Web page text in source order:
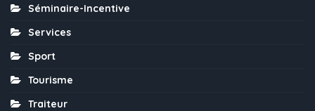
Séminaire-Incentive
Services
Sport
Tourisme
Traiteur